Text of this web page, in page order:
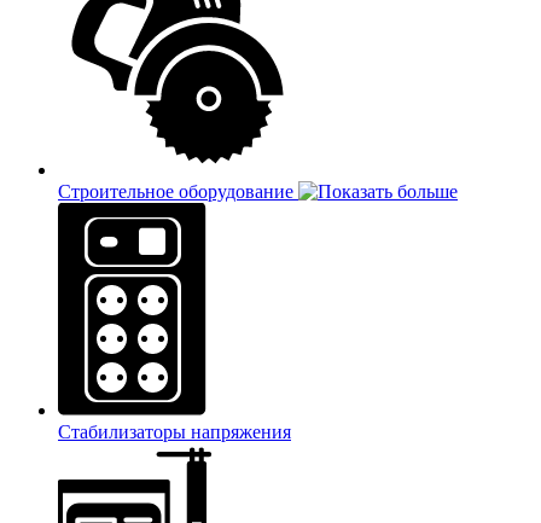
Строительное оборудование
Стабилизаторы напряжения